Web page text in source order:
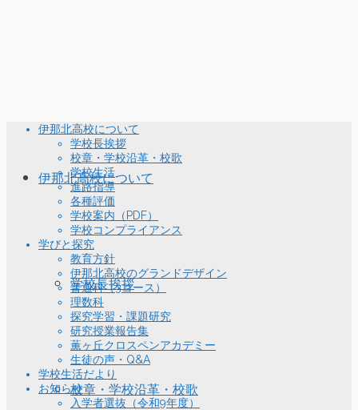
伊那北高校について
学校長挨拶
校章・学校沿革・校歌
伊那北高校について
学校長挨拶
校章・学校沿革・校歌
学校生活
進路指導
各種評価
学校案内（PDF）
学校コンプライアンス
学びと探究
教育方針
伊那北高校のグランドデザイン
普通科（3コース）
理数科
探究学習・課題研究
研究授業報告集
薫ヶ丘クロスペンアカデミー
生徒の声・Q&A
学校生活だより
お知らせ
入学者選抜（令和9年度）